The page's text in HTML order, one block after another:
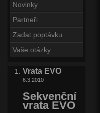
Novinky
Partneři
Zadat poptávku
Vaše otázky
Vrata EVO
6.3.2010
Sekvenční
vrata EVO